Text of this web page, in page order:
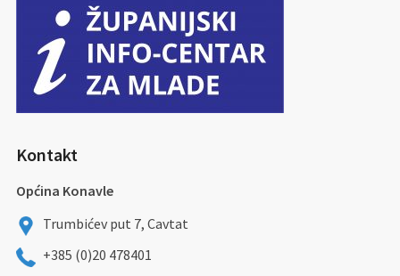
Kontakt
Općina Konavle
Trumbićev put 7, Cavtat
+385 (0)20 478401